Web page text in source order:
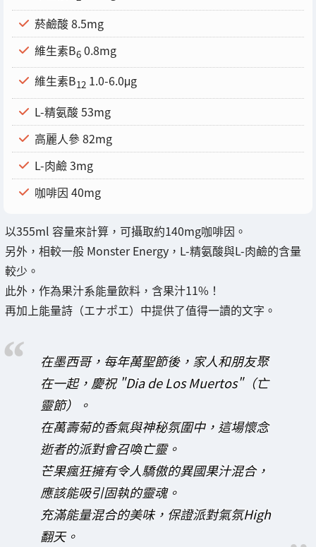
菸鹼酸 8.5mg
維生素B6 0.8mg
維生素B12 1.0-6.0μg
L-精氨酸 53mg
高麗人參 82mg
L-肉鹼 3mg
咖啡因 40mg
以355ml 容量來計算，可攝取約140mg咖啡因。
另外，相較一般 Monster Energy，L-精氨酸與L-肉鹼的含量
較少。
此外，作為果汁系能量飲料，含果汁11%！
再加上能量詩（エナポエ）中提供了值得一讀的文字。
在墨西哥，每年萬聖節後，家人和朋友聚
在一起，慶祝 "Dia de Los Muertos"（亡
靈節）。
在萬壽菊的香氣與神秘氛圍中，這場懷念
逝者的派對會召喚亡靈。
芒果瘋狂擁有令人驕傲的異國果汁混合，
應該能吸引固執的靈魂。
充滿能量混合的美味，保證派對氣氛High
翻天。